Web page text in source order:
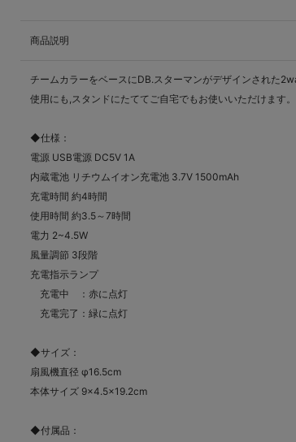
商品説明
チームカラーをベースにDB.スターマンがデザインされた
使用にも,スタンドにたててご自宅でもお使いいただけます。
◆仕様：
電源 USB電源 DC5V 1A
内蔵電池 リチウムイオン充電池 3.7V 1500mAh
充電時間 約4時間
使用時間 約3.5～7時間
電力 2~4.5W
風量調節 3段階
充電指示ランプ
充電中 ：赤に点灯
充電完了：緑に点灯
◆サイズ：
扇風機直径 φ16.5cm
本体サイズ 9×4.5×19.2cm
◆付属品：